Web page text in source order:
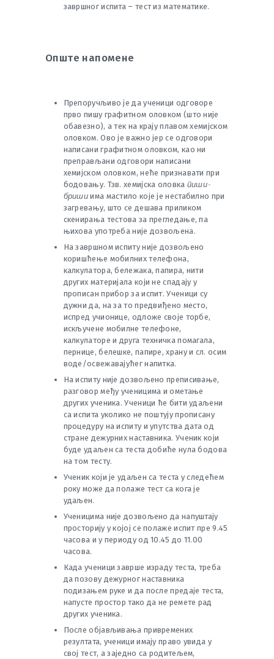
завршног испита – тест из математике.
Опште напомене
Препоручљиво је да ученици одговоре
прво пишу графитном оловком (што није
обавезно), а тек на крају плавом хемијском
оловком. Ово је важно јер се одговори
написани графитном оловком, као ни
преправљани одговори написани
хемијском оловком, неће признавати при
бодовању. Тзв. хемијска оловка пиши-
бриши има мастило које је нестабилно при
загревању, што се дешава приликом
скенирања тестова за прегледање, па
њихова употреба није дозвољена.
На завршном испиту није дозвољено
коришћење мобилних телефона,
калкулатора, бележака, папира, нити
других материјала који не спадају у
прописан прибор за испит. Ученици су
дужни да, на за то предвиђено место,
испред учионице, одложе своје торбе,
искључене мобилне телефоне,
калкулаторе и друга техничка помагала,
пернице, белешке, папире, храну и сл. осим
воде/освежавајућег напитка.
На испиту није дозвољено преписивање,
разговор међу ученицима и ометање
других ученика. Ученици ће бити удаљени
са испита уколико не поштују прописану
процедуру на испиту и упутства дата од
стране дежурних наставника. Ученик који
буде удаљен са теста добиће нула бодова
на том тесту.
Ученик који је удаљен са теста у следећем
року може да полаже тест са кога је
удаљен.
Ученицима није дозвољено да напуштају
просторију у којој се полаже испит пре 9.45
часова и у периоду од 10.45 до 11.00
часова.
Када ученици заврше израду теста, треба
да позову дежурног наставника
подизањем руке и да после предаје теста,
напусте простор тако да не ремете рад
других ученика.
После објављивања привремених
резултата, ученици имају право увида у
свој тест, a заједно са родитељем,